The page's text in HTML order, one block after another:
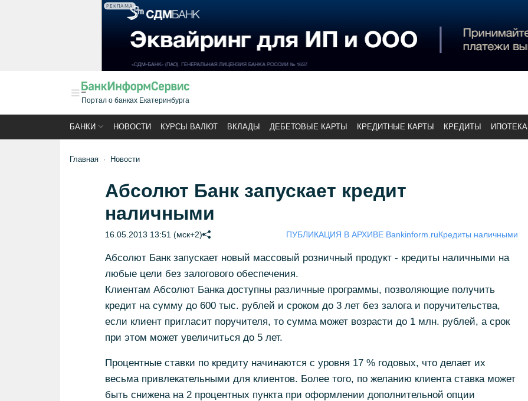
РЕКЛАМА
Портал о банках Екатеринбурга
БАНКИ НОВОСТИ КУРСЫ ВАЛЮТ ВКЛАДЫ ДЕБЕТОВЫЕ КАРТЫ КРЕДИТНЫЕ КАРТЫ КРЕДИТЫ ИПОТЕКА
Главная Новости
Абсолют Банк запускает кредит
наличными
16.05.2013 13:51 (мск+2) ПУБЛИКАЦИЯ В АРХИВЕ Bankinform.ruКредиты наличными
Абсолют Банк запускает новый массовый розничный продукт - кредиты наличными на
любые цели без залогового обеспечения.
Клиентам Абсолют Банка доступны различные программы, позволяющие получить
кредит на сумму до 600 тыс. рублей и сроком до 3 лет без залога и поручительства,
если клиент пригласит поручителя, то сумма может возрасти до 1 млн. рублей, а срок
при этом может увеличиться до 5 лет.
Процентные ставки по кредиту начинаются с уровня 17 % годовых, что делает их
весьма привлекательными для клиентов. Более того, по желанию клиента ставка может
быть снижена на 2 процентных пункта при оформлении дополнительной опции